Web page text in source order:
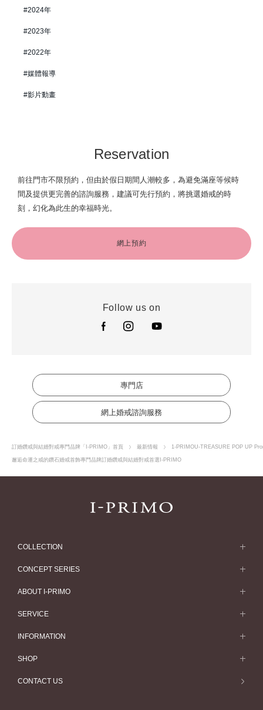
2024年
2023年
2022年
媒體報導
影片動畫
Reservation
前往門市不限預約，但由於假日期間人潮較多，為避免滿座等候時
間及提供更完善的諮詢服務，建議可先行預約，將挑選婚戒的時
刻，幻化為此生的幸福時光。
網上預約
Follow us on
專門店
網上婚戒諮詢服務
訂婚鑽戒與結婚對戒專門品牌「I-PRIMO」首頁 最新情報 1-PRIMOU-TREASURE POP UP
邂逅命運之戒的鑽石婚戒首飾專門品牌訂婚鑽戒與結婚對戒首選I-PRIMO
COLLECTION
求婚戒指
求婚戒指款式一覽
CONCEPT SERIES
Concept Series
Etoile
ABOUT I-PRIMO
ABOUT I-PRIMO
QUALITY
SERVICE
Service
訂婚戒指指南
INFORMATION
婚展情報
常見疑問
SHOP
專門店
CONTACT US